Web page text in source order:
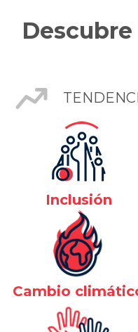
Inclusión
Cambio